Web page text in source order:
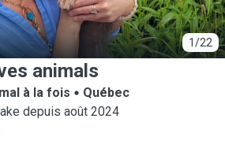
1/22
animals
à la fois
Québec
depuis août 2024